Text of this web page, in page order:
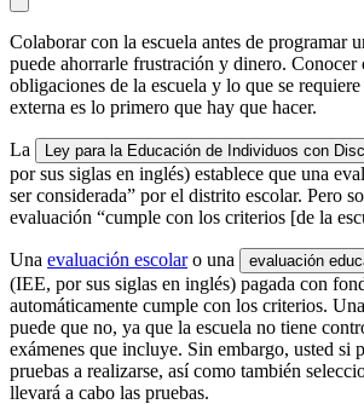
Colaborar con la escuela antes de programar
puede ahorrarle frustración y dinero. Conocer
obligaciones de la escuela y lo que se
externa es lo primero que hay que hacer.
La Ley para la Educación de Individuos con
por sus siglas en inglés) establece que una
ser considerada” por el distrito escolar. Pero
evaluación “cumple con los criterios [de la
Una evaluación escolaro una evaluación
(IEE, por sus siglas en inglés) pagada con
automáticamente cumple con los criterios.
puede que no, ya que la escuela no tiene
exámenes que incluye. Sin embargo, usted si
pruebas a realizarse, así como también
llevará a cabo las pruebas.